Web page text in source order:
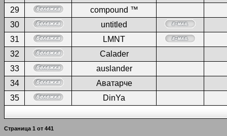
29
compound ™
30
untitled
31
LMNT
32
Calader
33
auslander
34
Аватарче
35
DinYa
Страница 1 от 441